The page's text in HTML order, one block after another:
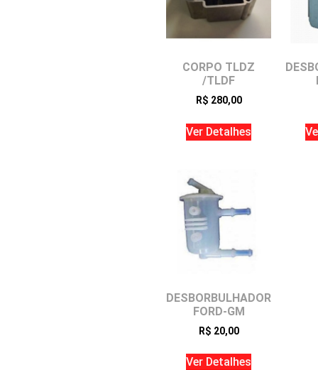
CORPO TLDZ
/TLDF
R$ 280,00
Ver Detalhes
DESBORBULHADOR
FORD-GM
R$ 20,00
Ver Detalhes